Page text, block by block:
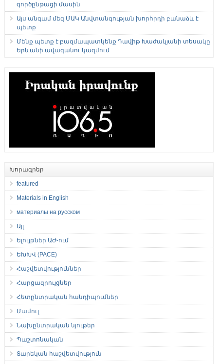
գործընթացի մասին
Այս անգամ մեզ ՄԱԿ Անվտանգության խորհրդի բանաձև է
պետք
Մենք պետք է բազմապատկենք Դավիթ Խաժակյանի տեսակը
Երևանի ավագանու կազմում
Խորագրեր
featured
Materials in English
материалы на русском
Այլ
Ելույթներ ԱԺ-ում
ԵԽԽՎ (PACE)
Հաշվետվություններ
Հարցազրույցներ
Հետընտրական հանդիպումներ
Մամուլ
Նախընտրական նյութեր
Պաշտոնական
Տարեկան հաշվետվություն